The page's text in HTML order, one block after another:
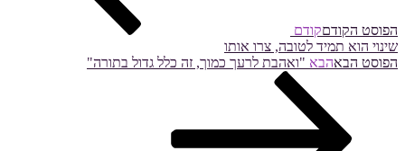
הפוסט הקודםקודם
שינוי הוא תמיד לטובה, צרו אותו
הפוסט הבאהבא "ואהבת לרעך כמוך, זה כלל גדול בתורה"